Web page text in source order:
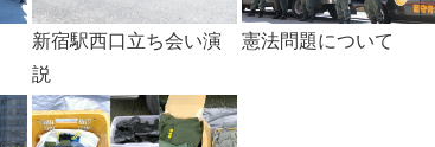
新宿駅西口立ち会い演
説
憲法問題について